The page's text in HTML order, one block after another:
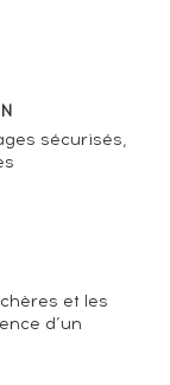
sécurisés,
et les
d’un